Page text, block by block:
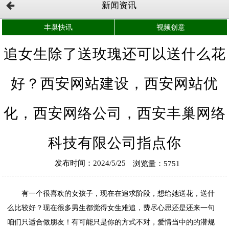
新闻资讯
丰巢快讯 视频创意
追女生除了送玫瑰还可以送什么花
好？西安网站建设，西安网站优
化，西安网络公司，西安丰巢网络
科技有限公司指点你
发布时间：2024/5/25 浏览量：5751
有一个很喜欢的女孩子，现在在追求阶段，想给她送花，送什
么比较好？现在很多男生都觉得女生难追，费尽心思还是还来一句
咱们只适合做朋友！有可能只是你的方式不对，爱情当中的的潜规